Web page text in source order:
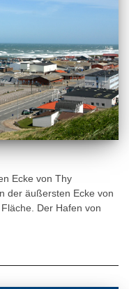
Ecke von Thy
der äußersten Ecke von
Der Hafen von